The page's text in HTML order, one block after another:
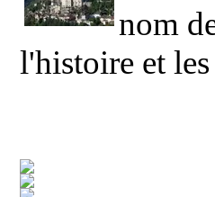
nom
l'histoire et